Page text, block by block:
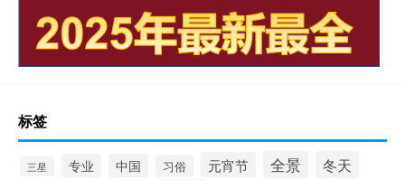
标签
三星 专业 中国 习俗 元宵节 全景 冬天